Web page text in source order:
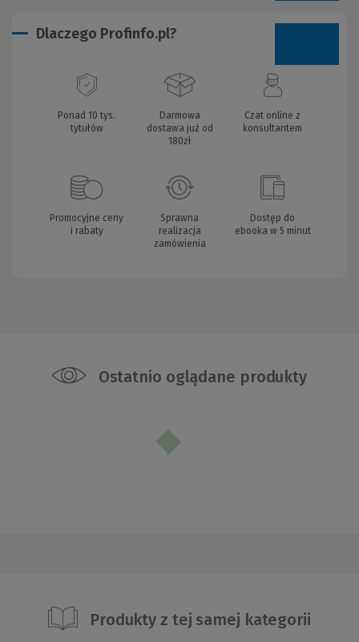
Dlaczego Profinfo.pl?
Ponad 10 tys.
tytułów
Darmowa
dostawa już od
180zł
Czat online z
konsultantem
Promocyjne ceny
i rabaty
Sprawna
realizacja
zamówienia
Dostęp do
ebooka w 5 minut
Ostatnio oglądane produkty
Produkty z tej samej kategorii